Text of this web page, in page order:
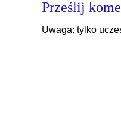
Prześlij
Uwaga: tylko